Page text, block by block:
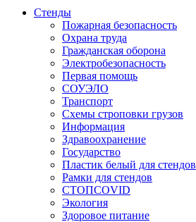
Стенды
Пожарная безопасность
Охрана труда
Гражданская оборона
Электробезопасность
Первая помощь
СОУЭЛО
Транспорт
Схемы строповки грузов
Информация
Здравоохранение
Государство
Пластик белый для стендов
Рамки для стендов
СТОПCOVID
Экология
Здоровое питание